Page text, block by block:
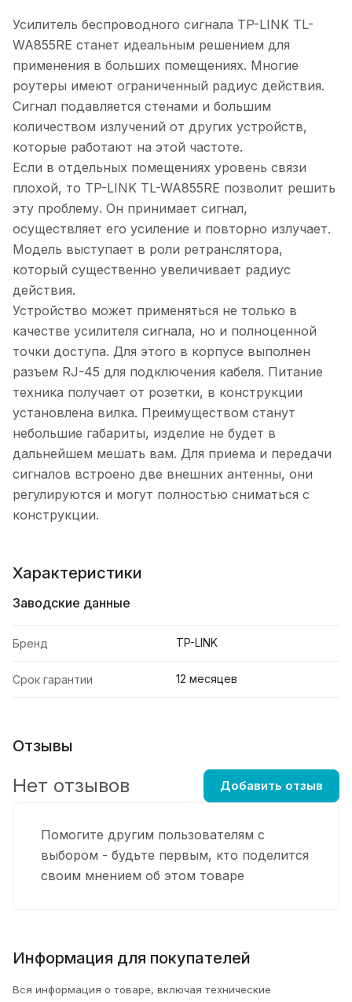
Усилитель беспроводного сигнала TP-LINK TL-
WA855RE станет идеальным решением для
применения в больших помещениях. Многие
роутеры имеют ограниченный радиус действия.
Сигнал подавляется стенами и большим
количеством излучений от других устройств,
которые работают на этой частоте.
Если в отдельных помещениях уровень связи
плохой, то TP-LINK TL-WA855RE позволит решить
эту проблему. Он принимает сигнал,
осуществляет его усиление и повторно излучает.
Модель выступает в роли ретранслятора,
который существенно увеличивает радиус
действия.
Устройство может применяться не только в
качестве усилителя сигнала, но и полноценной
точки доступа. Для этого в корпусе выполнен
разъем RJ-45 для подключения кабеля. Питание
техника получает от розетки, в конструкции
установлена вилка. Преимуществом станут
небольшие габариты, изделие не будет в
дальнейшем мешать вам. Для приема и передачи
сигналов встроено две внешних антенны, они
регулируются и могут полностью сниматься с
конструкции.
Характеристики
Заводские данные
Бренд TP-LINK
Срок гарантии 12 месяцев
Отзывы
Помогите другим пользователям с
выбором - будьте первым, кто поделится
своим мнением об этом товаре
Нет отзывов Добавить отзыв
Информация для покупателей
Вся информация о товаре, включая технические